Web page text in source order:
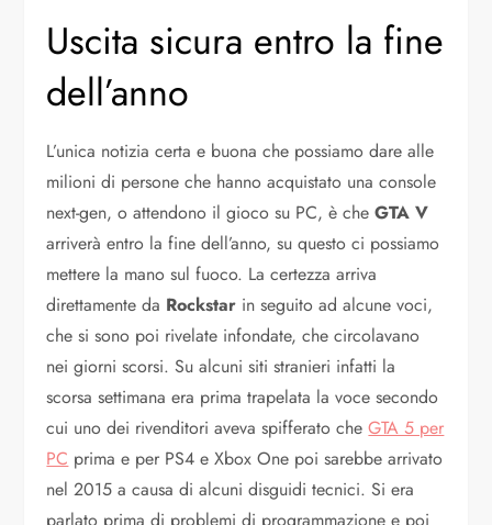
Uscita sicura entro la fine
dell’anno
L’unica notizia certa e buona che possiamo dare alle
milioni di persone che hanno acquistato una console
next-gen, o attendono il gioco su PC, è cheGTA V
arriverà entro la fine dell’anno, su questo ci possiamo
mettere la mano sul fuoco. La certezza arriva
direttamente da Rockstar in seguito ad alcune voci,
che si sono poi rivelate infondate, che circolavano
nei giorni scorsi. Su alcuni siti stranieri infatti la
scorsa settimana era prima trapelata la voce secondo
cui uno dei rivenditori aveva spifferato cheGTA 5 per
PC prima e per PS4 e Xbox One poi sarebbe arrivato
nel 2015 a causa di alcuni disguidi tecnici. Si era